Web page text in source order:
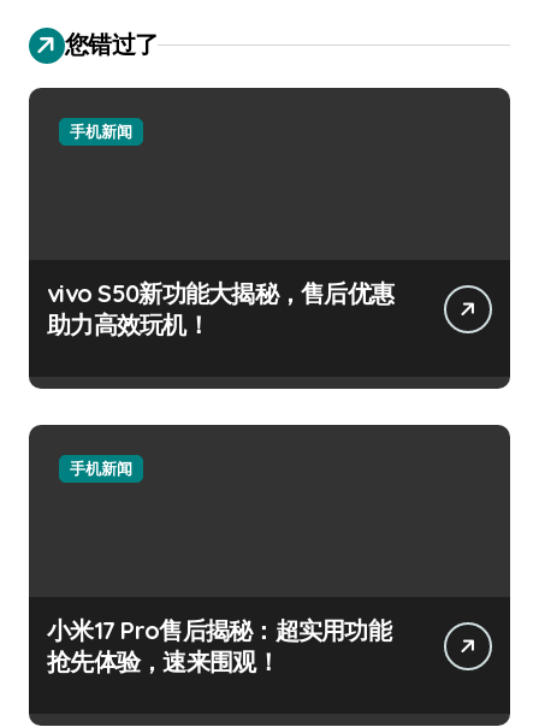
您错过了
手机新闻
vivo S50新功能大揭秘，售后优惠
助力高效玩机！
手机新闻
小米17 Pro售后揭秘：超实用功能
抢先体验，速来围观！